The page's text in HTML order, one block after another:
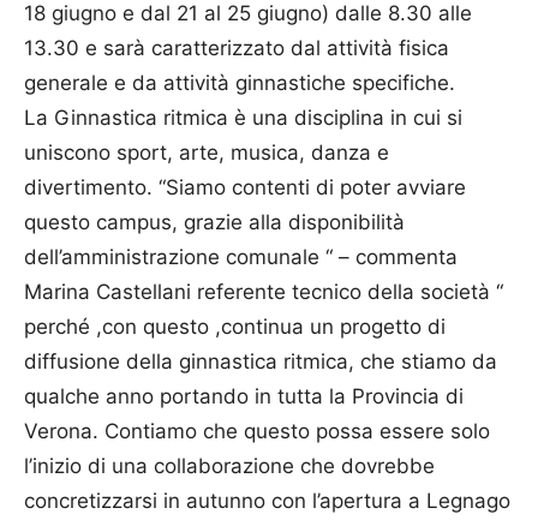
18 giugno e dal 21 al 25 giugno) dalle 8.30 alle
13.30 e sarà caratterizzato dal attività fisica
generale e da attività ginnastiche specifiche.
La Ginnastica ritmica è una disciplina in cui si
uniscono sport, arte, musica, danza e
divertimento. “Siamo contenti di poter avviare
questo campus, grazie alla disponibilità
dell’amministrazione comunale “ – commenta
Marina Castellani referente tecnico della società “
perché ,con questo ,continua un progetto di
diffusione della ginnastica ritmica, che stiamo da
qualche anno portando in tutta la Provincia di
Verona. Contiamo che questo possa essere solo
l’inizio di una collaborazione che dovrebbe
concretizzarsi in autunno con l’apertura a Legnago